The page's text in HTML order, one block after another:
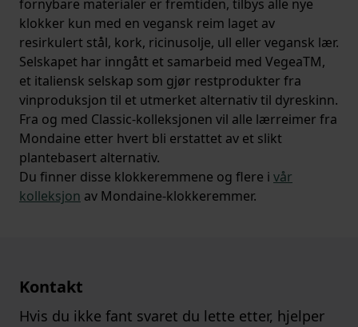
fornybare materialer er fremtiden, tilbys alle nye
klokker kun med en vegansk reim laget av
resirkulert stål, kork, ricinusolje, ull eller vegansk lær.
Selskapet har inngått et samarbeid med VegeaTM,
et italiensk selskap som gjør restprodukter fra
vinproduksjon til et utmerket alternativ til dyreskinn.
Fra og med Classic-kolleksjonen vil alle lærreimer fra
Mondaine etter hvert bli erstattet av et slikt
plantebasert alternativ.
Du finner disse klokkeremmene og flere i vår
kolleksjon av Mondaine-klokkeremmer.
Kontakt
Hvis du ikke fant svaret du lette etter, hjelper